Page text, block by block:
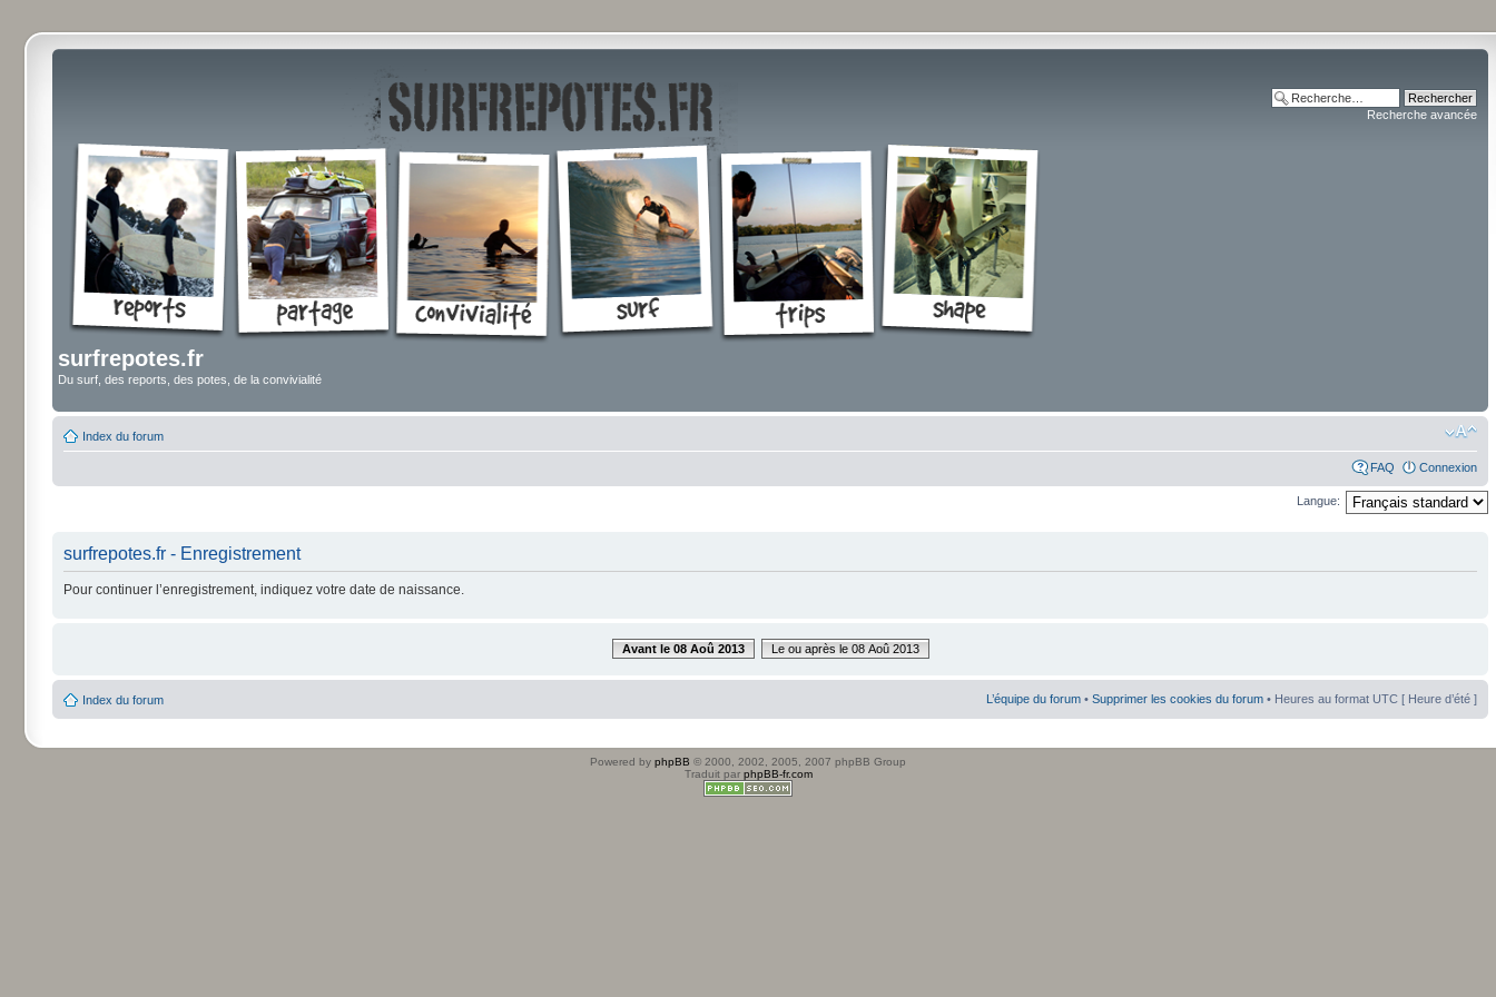
surfrepotes.fr
Du surf, des reports, des potes, de la convivialité
Recherche avancée
Index du forum
FAQ Connexion
Langue:
surfrepotes.fr - Enregistrement
Pour continuer l’enregistrement, indiquez votre date de naissance.
Avant le 08 Aoû 2013 Le ou après le 08 Aoû 2013
Index du forum L’équipe du forum • Supprimer les cookies du forum • Heures au format UTC [ Heure d’été ]
Powered by phpBB © 2000, 2002, 2005, 2007 phpBB Group
Traduit par phpBB-fr.com